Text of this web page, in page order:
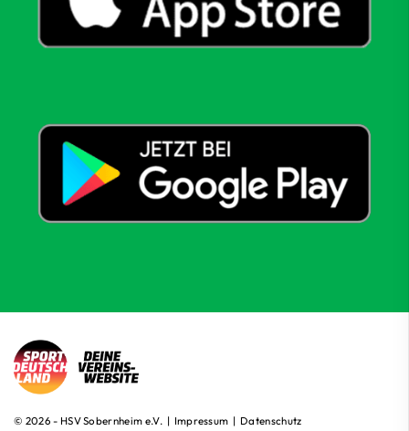
© 2026 - HSV Sobernheim e.V. | Impressum | Datenschutz